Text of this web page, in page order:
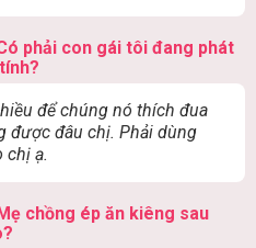
phải con gái tôi đang phát
để chúng nó thích đua
được đâu chị. Phải dùng
chị ạ.
chồng ép ăn kiêng sau